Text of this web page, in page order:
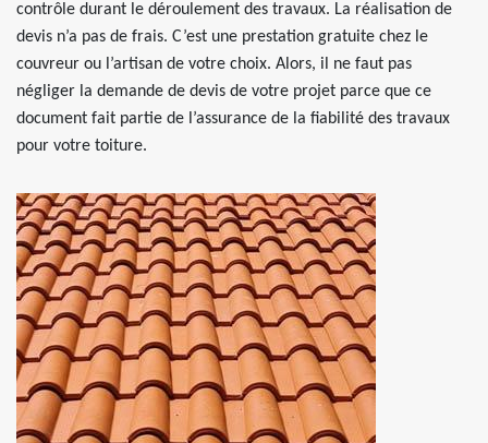
contrôle durant le déroulement des travaux. La réalisation de
devis n’a pas de frais. C’est une prestation gratuite chez le
couvreur ou l’artisan de votre choix. Alors, il ne faut pas
négliger la demande de devis de votre projet parce que ce
document fait partie de l’assurance de la fiabilité des travaux
pour votre toiture.